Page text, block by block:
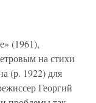
(1961),
на стихи
(р. 1922) для
Георгий